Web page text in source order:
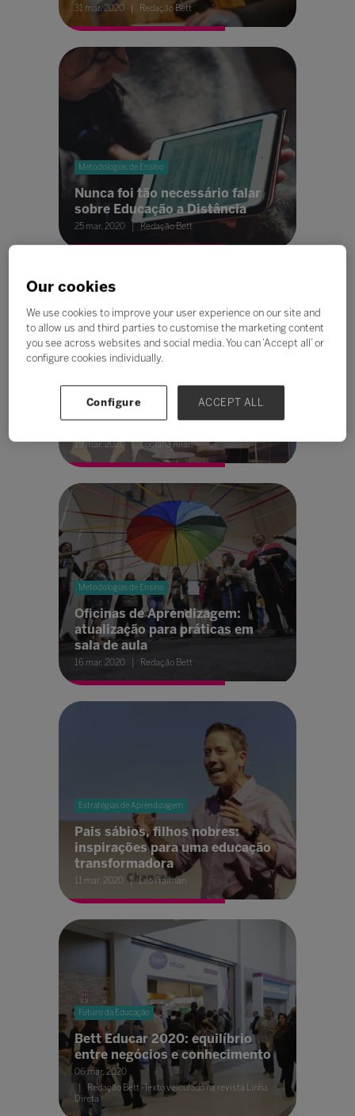
31 mar. 2020 Redação Bett
Metodologias de Ensino
Nunca foi tão necessário falar
sobre Educação a Distância
25 mar. 2020 Redação Bett
Como o uso de dados pode
aproximar nossas escolas da
19 mar. 2020 Luciana Allan
Metodologias de Ensino
Oficinas de Aprendizagem:
atualização para práticas em
sala de aula
16 mar. 2020 Redação Bett
Estratégias de Aprendizagem
Pais sábios, filhos nobres:
inspirações para uma educação
transformadora
11 mar. 2020 Leo Fraiman
Futuro da Educação
Bett Educar 2020: equilíbrio
entre negócios e conhecimento
06 mar. 2020
Redação Bett -Texto veiculado na revista Linha
Direta
Our cookies
We use cookies to improve your user experience on our site and
to allow us and third parties to customise the marketing content
you see across websites and social media. You can ‘Accept all’ or
configure cookies individually.
Configure ACCEPT ALL